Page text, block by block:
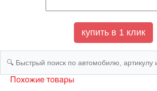
Похожие товары